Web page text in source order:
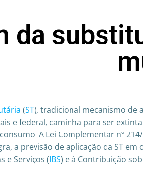
da
(ST), tradicional mecanismo de
e federal, caminha para ser
A Lei Complementar nº
a previsão de aplicação da ST
e Serviços (IBS) e à Contribuição